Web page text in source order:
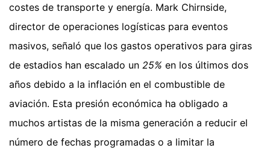
costes de transporte y energía. Mark Chirnside,
director de operaciones logísticas para eventos
masivos, señaló que los gastos operativos para giras
de estadios han escalado un 25% en los últimos dos
años debido a la inflación en el combustible de
aviación. Esta presión económica ha obligado a
muchos artistas de la misma generación a reducir el
número de fechas programadas o a limitar la